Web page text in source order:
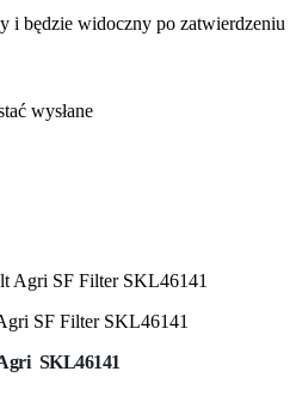
i będzie widoczny po zatwierdzeniu
wysłane
SF Filter SKL46141
SKL46141